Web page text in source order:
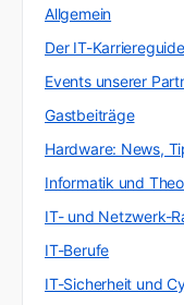
Allgemein
Der IT-Karriereguide
Events unserer
Gastbeiträge
Hardware: News,
Informatik und
IT- und Netzwerk-
IT-Berufe
IT-Sicherheit und